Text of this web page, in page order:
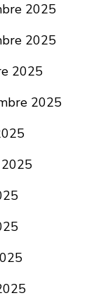
2025
2025
2025
2025